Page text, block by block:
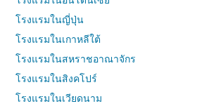
โรงแรมในญี่ปุ่น
โรงแรมในเกาหลีใต้
โรงแรมในสหราชอาณาจักร
โรงแรมในสิงคโปร์
โรงแรมในเวียดนาม